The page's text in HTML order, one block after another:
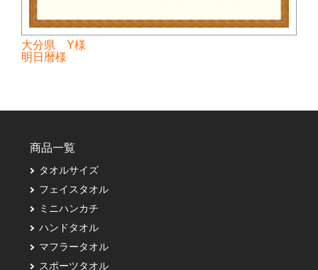
大分県 Y様
明日暦様
商品一覧
タオルサイズ
フェイスタオル
ミニハンカチ
ハンドタオル
マフラータオル
スポーツタオル